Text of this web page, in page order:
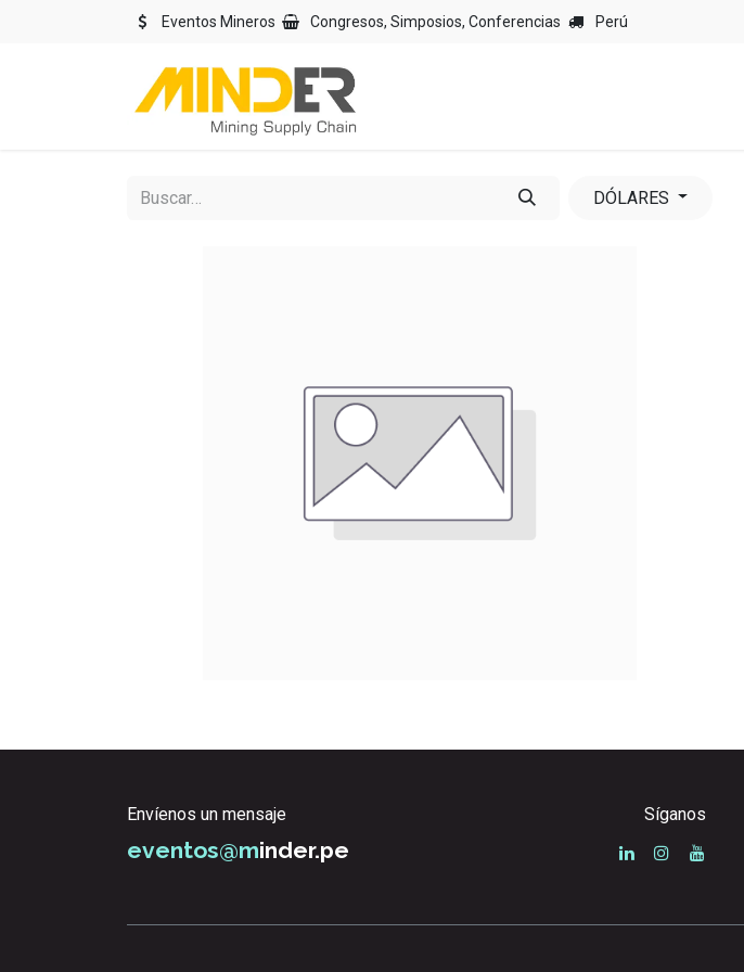
Eventos Mineros Congresos, Simposios, Conferencias Perú
DÓLARES
Envíenos un mensaje
eventos@minder.pe
Síganos